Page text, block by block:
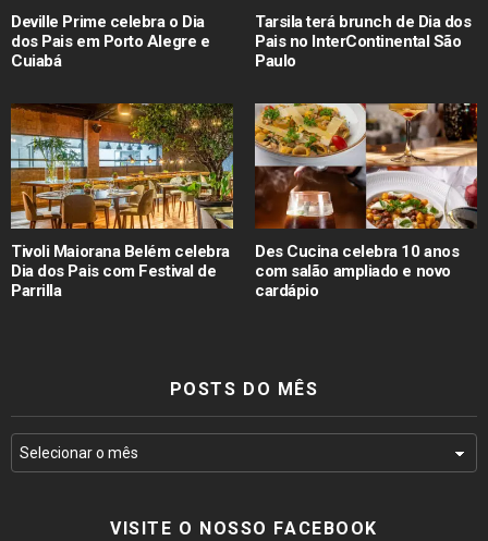
Deville Prime celebra o Dia
dos Pais em Porto Alegre e
Cuiabá
Tarsila terá brunch de Dia dos
Pais no InterContinental São
Paulo
Tivoli Maiorana Belém celebra
Dia dos Pais com Festival de
Parrilla
Des Cucina celebra 10 anos
com salão ampliado e novo
cardápio
POSTS DO MÊS
VISITE O NOSSO FACEBOOK